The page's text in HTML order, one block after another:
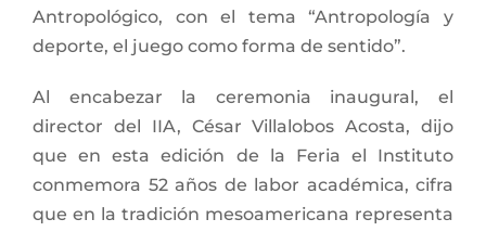
Antropológico, con el tema “Antropología y
deporte, el juego como forma de sentido”.
Al encabezar la ceremonia inaugural, el
director del IIA, César Villalobos Acosta, dijo
que en esta edición de la Feria el Instituto
conmemora 52 años de labor académica, cifra
que en la tradición mesoamericana representa